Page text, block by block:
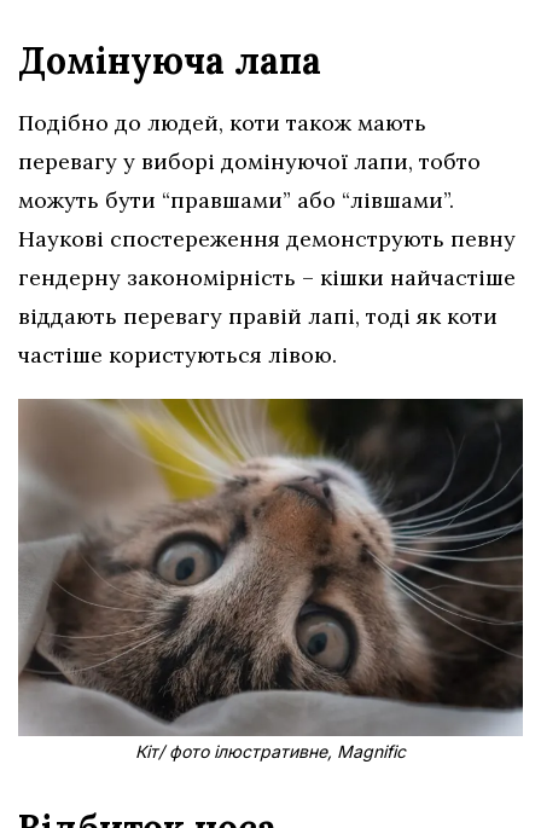
Домінуюча лапа
Подібно до людей, коти також мають
перевагу у виборі домінуючої лапи, тобто
можуть бути “правшами” або “лівшами”.
Наукові спостереження демонструють певну
гендерну закономірність – кішки найчастіше
віддають перевагу правій лапі, тоді як коти
частіше користуються лівою.
Кіт/ фото ілюстративне, Magnific